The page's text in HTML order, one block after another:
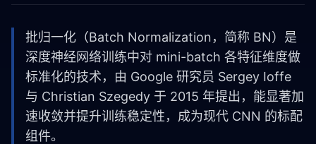
批归一化（Batch Normalization，简称 BN）是
深度神经网络训练中对 mini-batch 各特征维度做
标准化的技术，由 Google 研究员 Sergey Ioffe
与 Christian Szegedy 于 2015 年提出，能显著加
速收敛并提升训练稳定性，成为现代 CNN 的标配
组件。